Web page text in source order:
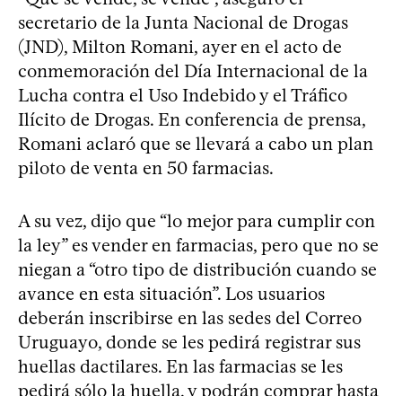
secretario de la Junta Nacional de Drogas
(JND), Milton Romani, ayer en el acto de
conmemoración del Día Internacional de la
Lucha contra el Uso Indebido y el Tráfico
Ilícito de Drogas. En conferencia de prensa,
Romani aclaró que se llevará a cabo un plan
piloto de venta en 50 farmacias.
A su vez, dijo que “lo mejor para cumplir con
la ley” es vender en farmacias, pero que no se
niegan a “otro tipo de distribución cuando se
avance en esta situación”. Los usuarios
deberán inscribirse en las sedes del Correo
Uruguayo, donde se les pedirá registrar sus
huellas dactilares. En las farmacias se les
pedirá sólo la huella, y podrán comprar hasta